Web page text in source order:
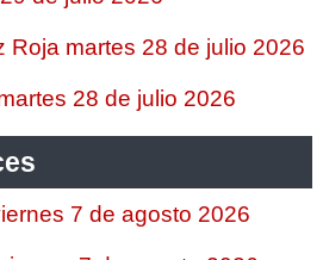
Roja martes 28 de julio 2026
28 de julio 2026
7 de agosto 2026